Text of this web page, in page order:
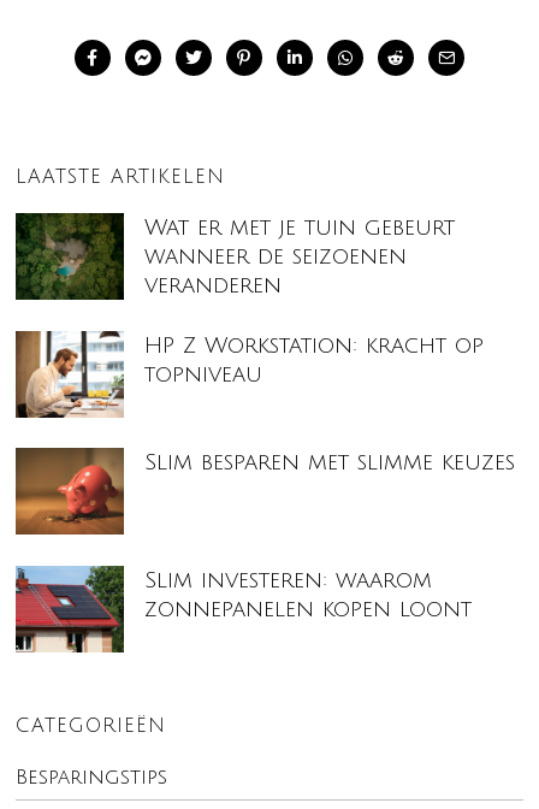
LAATSTE ARTIKELEN
Wat er met je tuin gebeurt
wanneer de seizoenen
veranderen
HP Z Workstation: kracht op
topniveau
Slim besparen met slimme keuzes
Slim investeren: waarom
zonnepanelen kopen loont
CATEGORIEËN
Besparingstips